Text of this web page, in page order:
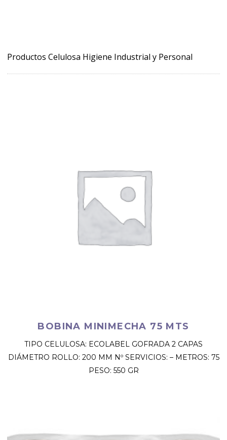
Productos Celulosa Higiene Industrial y Personal
BOBINA MINIMECHA 75 MTS
TIPO CELULOSA: ECOLABEL GOFRADA 2 CAPAS
DIÁMETRO ROLLO: 200 MM Nº SERVICIOS: – METROS: 75
PESO: 550 GR